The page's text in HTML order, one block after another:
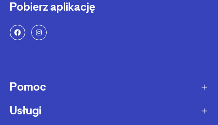
Pobierz aplikację
Pomoc
Sposoby dostawy
Usługi